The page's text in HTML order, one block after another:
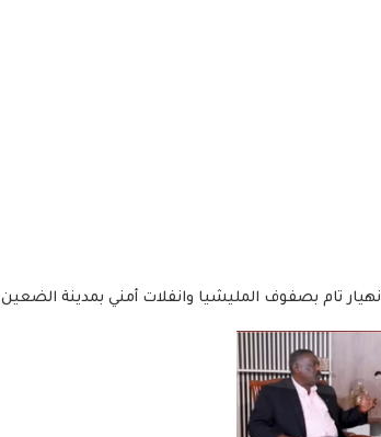
تام بصفوف المليشيا وانفلات أمني بمدينة الضعين